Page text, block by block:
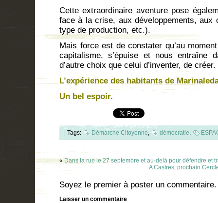
Cette extraordinaire aventure pose
face à la crise, aux développements,
type de production, etc.).
Mais force est de constater qu’au
capitalisme, s’épuise et nous entraîne
d’autre choix que celui d’inventer, de créer.
L’expérience des habitants de
Un bel espoir.
Tags: Démarche Citoyenne, démocratie,
«Dans la rue le 27 septembre et au-delà pour défendre et
A Castres, prochain
Soyez le premier à poster un commentaire.
Laisser un commentaire